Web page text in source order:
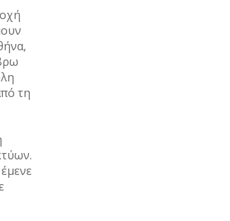
τη